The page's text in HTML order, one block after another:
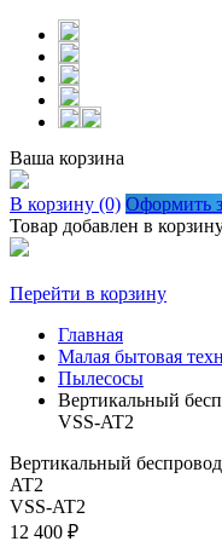
Ваша корзина
В корзину (0) Оформить
Товар добавлен в
Перейти в корзину
Главная
Малая бытовая
Пылесосы
Вертикальный
VSS-AT2
Вертикальный
AT2
VSS-AT2
12 400 ₽